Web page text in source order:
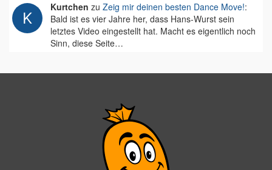
Kurtchen zu Zeig mir deinen besten Dance Move!:
Bald ist es vier Jahre her, dass Hans-Wurst sein
letztes Video eingestellt hat. Macht es eigentlich noch
Sinn, diese Seite…